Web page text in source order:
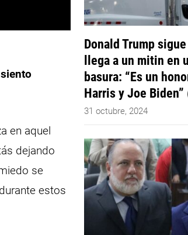
en aquel
dejando
se
estos
Donald Trump
llega a un mitin en
basura: “Es un
Harris y Joe Biden”
31 octubre, 2024